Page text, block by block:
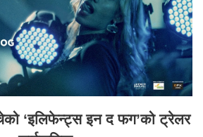
‘इलिफेन्ट्स इन द फग’को ट्रेलर